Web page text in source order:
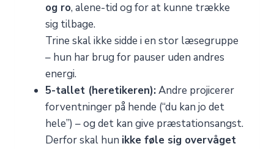
og ro, alene-tid og for at kunne trække
sig tilbage.
Trine skal ikke sidde i en stor læsegruppe
– hun har brug for pauser uden andres
energi.
5-tallet (heretikeren):Andre projicerer
forventninger på hende (“du kan jo det
hele”) – og det kan give præstationsangst.
Derfor skal hun ikke føle sig overvåget